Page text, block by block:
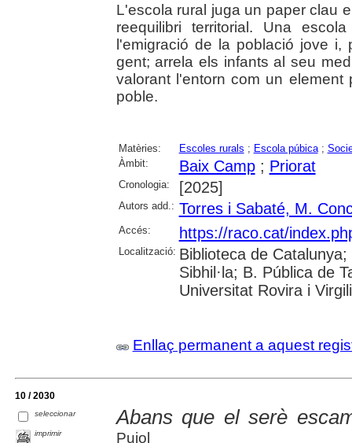
L'escola rural juga un paper clau
reequilibri territorial. Una
l'emigració de la població jove
gent; arrela els infants al seu
valorant l'entorn com un element
poble.
Matèries: Escoles rurals ; Escola púbica;
Àmbit:
Baix Camp; Priorat
Cronologia: [2025]
Autors add.: Torres i Sabaté, M.
Accés: https://raco.cat/
Localització: Biblioteca de
Sibhil·la; B. Pública de
Universitat Rovira i Virgili
Enllaç permanent a aquest
10 / 2030
seleccionar
imprimir
Abans que el serè
Pujol